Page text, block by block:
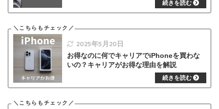
2025年5月20日
お得なのに何でキャリアでiPhoneを買わな
いの？キャリアがお得な理由を解説